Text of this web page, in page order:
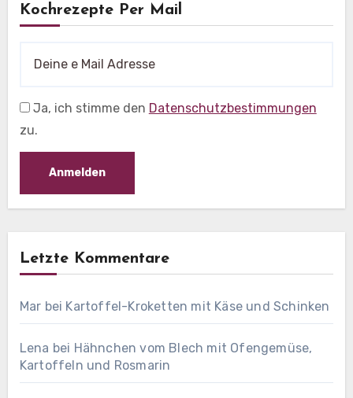
Kochrezepte Per Mail
Ja, ich stimme den Datenschutzbestimmungen
zu.
Letzte Kommentare
Mar bei Kartoffel-Kroketten mit Käse und Schinken
Lena bei Hähnchen vom Blech mit Ofengemüse,
Kartoffeln und Rosmarin